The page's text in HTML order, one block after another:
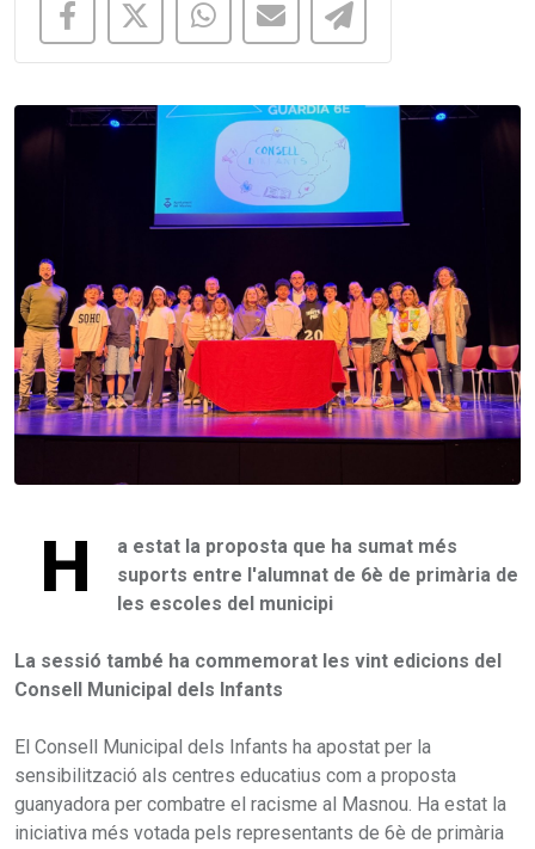
H
a estat la proposta que ha sumat més
suports entre l'alumnat de 6è de primària de
les escoles del municipi
La sessió també ha commemorat les vint edicions del
Consell Municipal dels Infants
El Consell Municipal dels Infants ha apostat per la
sensibilització als centres educatius com a proposta
guanyadora per combatre el racisme al Masnou. Ha estat la
iniciativa més votada pels representants de 6è de primària